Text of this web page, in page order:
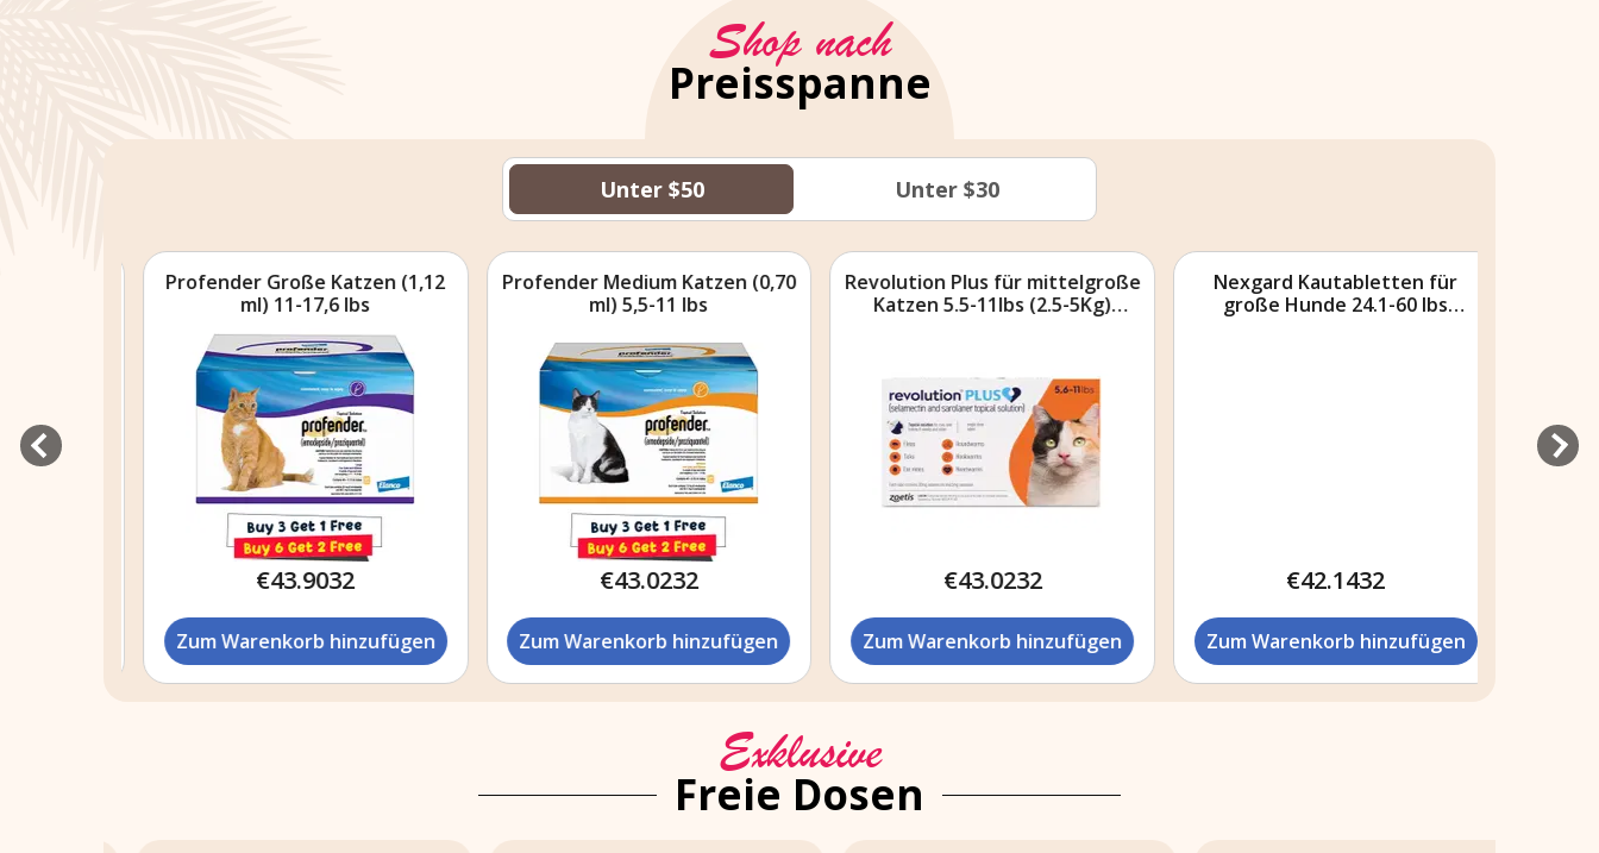
Shop nach
Preisspanne
Unter $50 Unter $30
Profender Große Katzen (1,12
ml) 11-17,6 lbs
€43.9032
Zum Warenkorb hinzufügen
Profender Medium Katzen (0,70
ml) 5,5-11 lbs
€43.0232
Zum Warenkorb hinzufügen
Revolution Plus für mittelgroße
Katzen 5.5-11lbs (2.5-5Kg)
€43.0232
Zum Warenkorb hinzufügen
Nexgard Kautabletten für
große Hunde 24.1-60 lbs
€42.1432
Zum Warenkorb hinzufügen
Exklusive
Freie Dosen